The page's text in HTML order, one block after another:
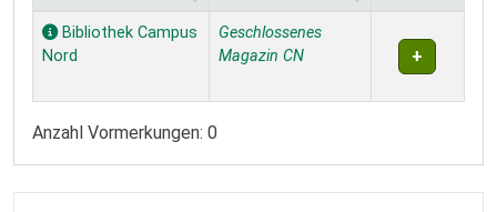
Exemplare
Bibliothek Campus
Nord
Geschlossenes
Magazin CN
Anzahl Vormerkungen: 0